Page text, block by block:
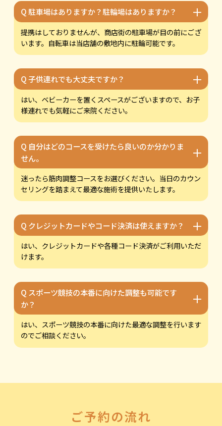
Q 駐車場はありますか？駐輪場はありますか？ ＋
提携はしておりませんが、商店街の駐車場が目の前にござ
います。自転車は当店舗の敷地内に駐輪可能です。
Q 子供連れでも大丈夫ですか？ ＋
はい、ベビーカーを置くスペースがございますので、お子
様連れでも気軽にご来院ください。
Q 自分はどのコースを受けたら良いのか分かりま
せん。
＋
迷ったら筋肉調整コースをお選びください。当日のカウン
セリングを踏まえて最適な施術を提供いたします。
Q クレジットカードやコード決済は使えますか？ ＋
はい、クレジットカードや各種コード決済がご利用いただ
けます。
Q スポーツ競技の本番に向けた調整も可能です
か？
＋
はい、スポーツ競技の本番に向けた最適な調整を行います
のでご相談ください。
ご予約の流れ